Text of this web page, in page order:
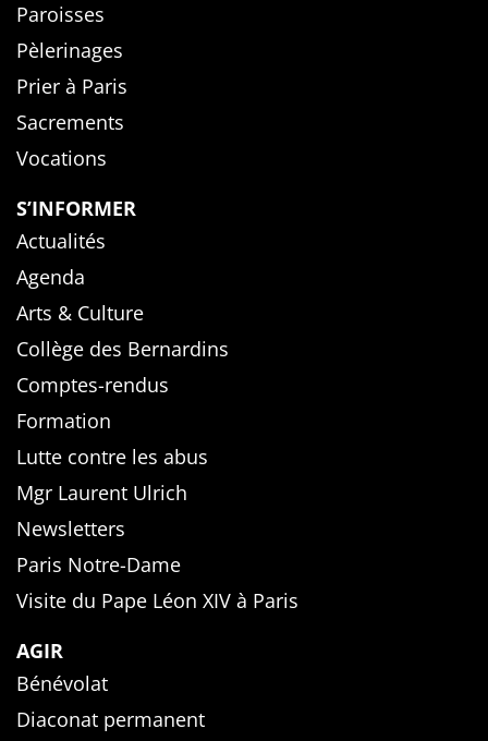
Paroisses
Pèlerinages
Prier à Paris
Sacrements
Vocations
S’INFORMER
Actualités
Agenda
Arts & Culture
Collège des Bernardins
Comptes-rendus
Formation
Lutte contre les abus
Mgr Laurent Ulrich
Newsletters
Paris Notre-Dame
Visite du Pape Léon XIV à Paris
AGIR
Bénévolat
Diaconat permanent